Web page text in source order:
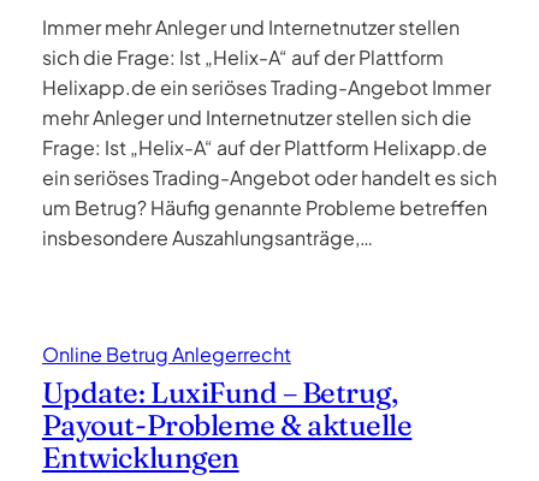
Immer mehr Anleger und Internetnutzer stellen
sich die Frage: Ist „Helix-A“ auf der Plattform
Helixapp.de ein seriöses Trading-Angebot Immer
mehr Anleger und Internetnutzer stellen sich die
Frage: Ist „Helix-A“ auf der Plattform Helixapp.de
ein seriöses Trading-Angebot oder handelt es sich
um Betrug? Häufig genannte Probleme betreffen
insbesondere Auszahlungsanträge,…
Online Betrug Anlegerrecht
Update: LuxiFund – Betrug,
Payout-Probleme & aktuelle
Entwicklungen